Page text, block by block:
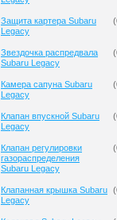
Защита картера Subaru
Legacy
(
Звездочка распредвала
Subaru Legacy
(
Камера сапуна Subaru
Legacy
(
Клапан впускной Subaru
Legacy
(
Клапан регулировки
газораспределения
Subaru Legacy
(
Клапанная крышка Subaru
Legacy
(